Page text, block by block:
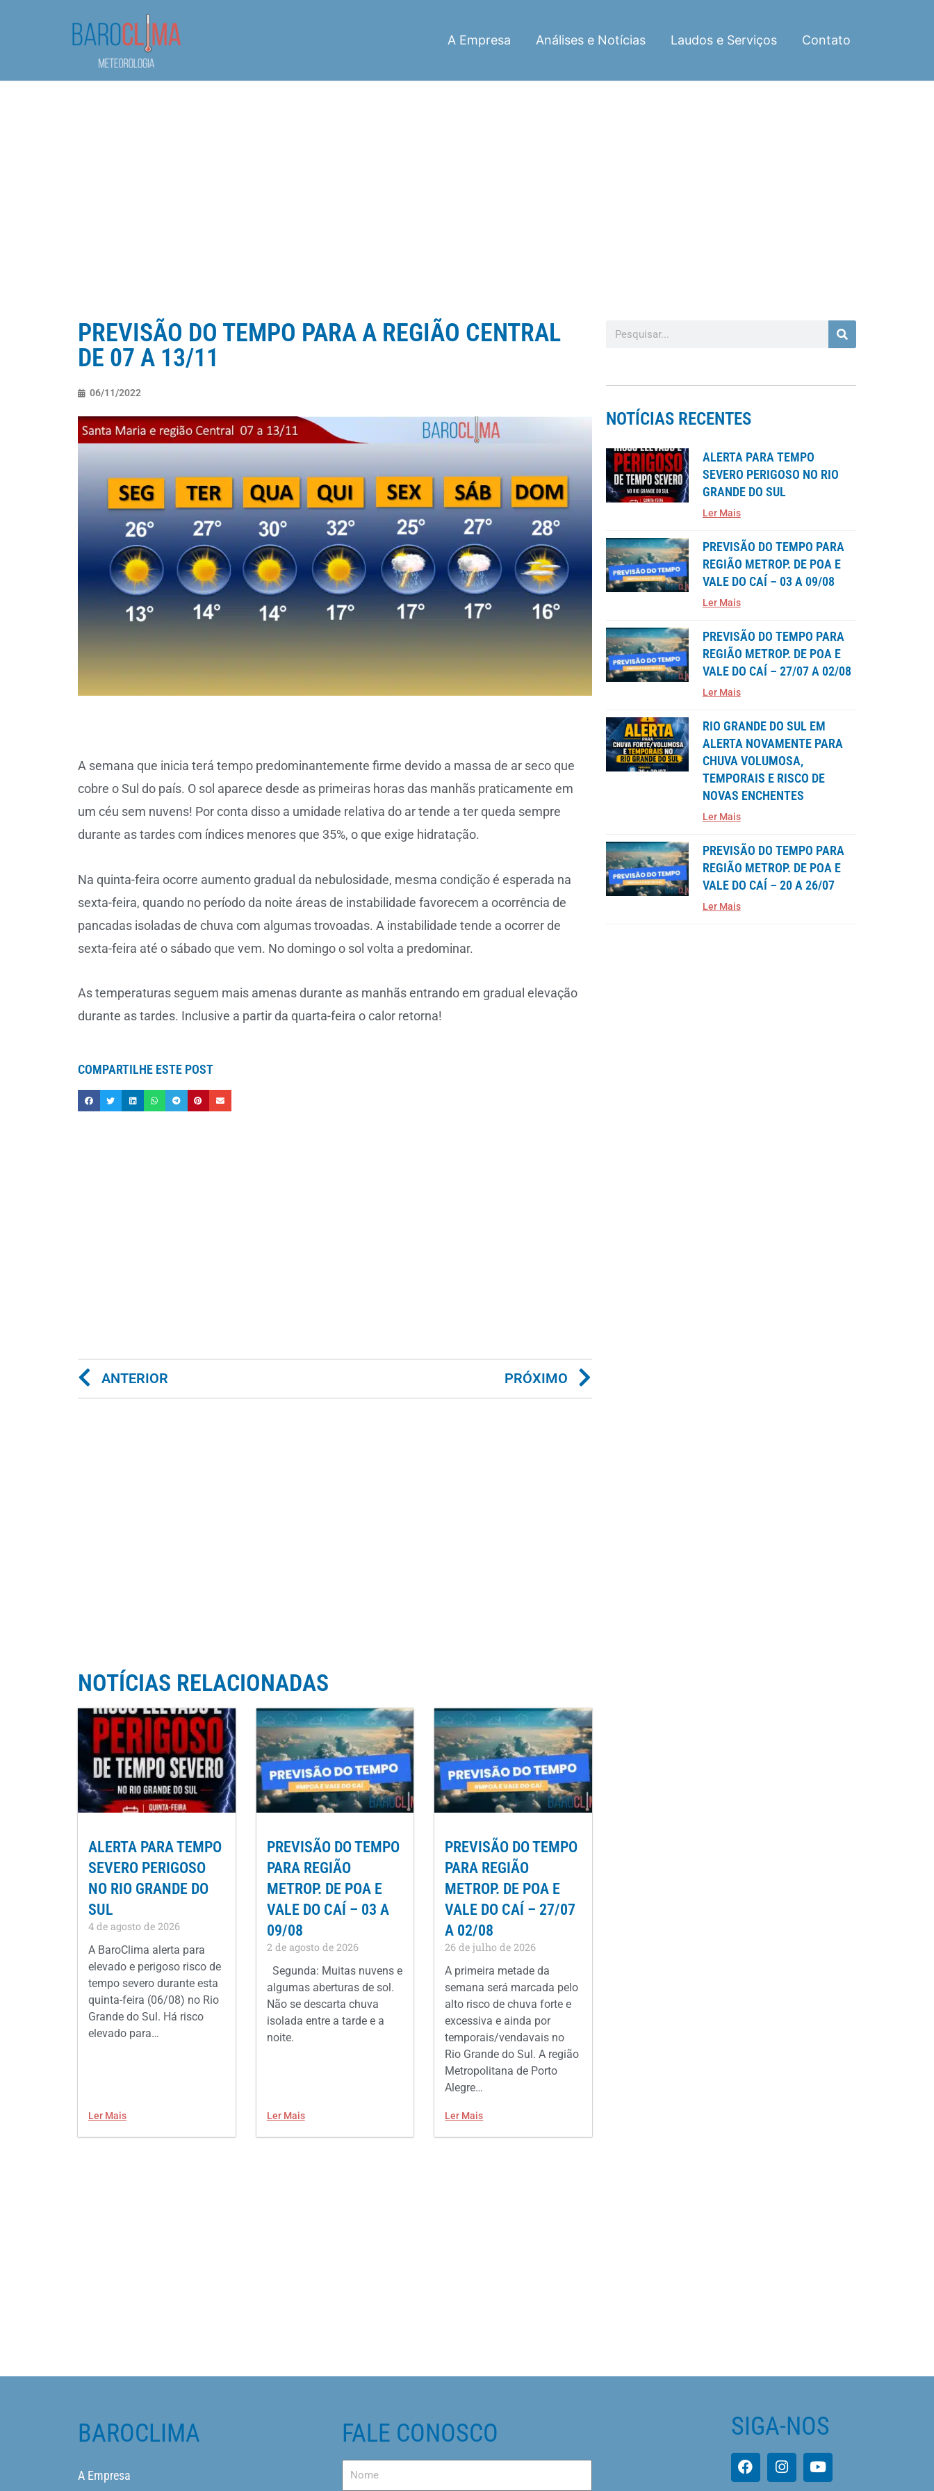
A Empresa Análises e Notícias Laudos e Serviços Contato
PREVISÃO DO TEMPO PARA A REGIÃO CENTRAL
DE 07 A 13/11
06/11/2022
A semana que inicia terá tempo predominantemente firme devido a massa de ar seco que
cobre o Sul do país. O sol aparece desde as primeiras horas das manhãs praticamente em
um céu sem nuvens! Por conta disso a umidade relativa do ar tende a ter queda sempre
durante as tardes com índices menores que 35%, o que exige hidratação.
Na quinta-feira ocorre aumento gradual da nebulosidade, mesma condição é esperada na
sexta-feira, quando no período da noite áreas de instabilidade favorecem a ocorrência de
pancadas isoladas de chuva com algumas trovoadas. A instabilidade tende a ocorrer de
sexta-feira até o sábado que vem. No domingo o sol volta a predominar.
As temperaturas seguem mais amenas durante as manhãs entrando em gradual elevação
durante as tardes. Inclusive a partir da quarta-feira o calor retorna!
COMPARTILHE ESTE POST
ANTERIOR PRÓXIMO
NOTÍCIAS RELACIONADAS
ALERTA PARA TEMPO
SEVERO PERIGOSO
NO RIO GRANDE DO
SUL
4 de agosto de 2026
A BaroClima alerta para
elevado e perigoso risco de
tempo severo durante esta
quinta-feira (06/08) no Rio
Grande do Sul. Há risco
elevado para…
Ler Mais
PREVISÃO DO TEMPO
PARA REGIÃO
METROP. DE POA E
VALE DO CAÍ – 03 A
09/08
2 de agosto de 2026
Segunda: Muitas nuvens e
algumas aberturas de sol.
Não se descarta chuva
isolada entre a tarde e a
noite.
Ler Mais
PREVISÃO DO TEMPO
PARA REGIÃO
METROP. DE POA E
VALE DO CAÍ – 27/07
A 02/08
26 de julho de 2026
A primeira metade da
semana será marcada pelo
alto risco de chuva forte e
excessiva e ainda por
temporais/vendavais no
Rio Grande do Sul. A região
Metropolitana de Porto
Alegre…
Ler Mais
NOTÍCIAS RECENTES
ALERTA PARA TEMPO
SEVERO PERIGOSO NO RIO
GRANDE DO SUL
Ler Mais
PREVISÃO DO TEMPO PARA
REGIÃO METROP. DE POA E
VALE DO CAÍ – 03 A 09/08
Ler Mais
PREVISÃO DO TEMPO PARA
REGIÃO METROP. DE POA E
VALE DO CAÍ – 27/07 A 02/08
Ler Mais
RIO GRANDE DO SUL EM
ALERTA NOVAMENTE PARA
CHUVA VOLUMOSA,
TEMPORAIS E RISCO DE
NOVAS ENCHENTES
Ler Mais
PREVISÃO DO TEMPO PARA
REGIÃO METROP. DE POA E
VALE DO CAÍ – 20 A 26/07
Ler Mais
BAROCLIMA
A Empresa
FALE CONOSCO SIGA-NOS